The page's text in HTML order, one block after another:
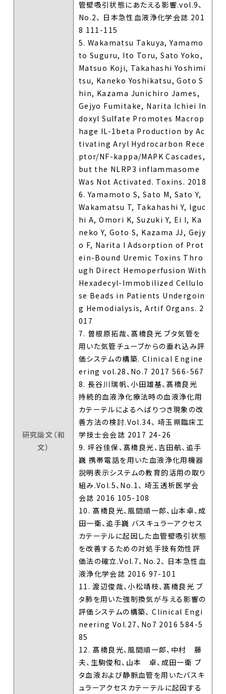
研究論文（和
文）
管壁吸引状態にあたえる影響.vol.9、
No.2、 日本急性血液浄化学会誌 201
8 111-115
5. Wakamatsu Takuya, Yamamo
to Suguru, Ito Toru, Sato Yoko,
Matsuo Koji, Takahashi Yoshimi
tsu, Kaneko Yoshikatsu, Goto S
hin, Kazama Junichiro James,
Gejyo Fumitake, Narita Ichiei In
doxyl Sulfate Promotes Macrop
hage IL-1beta Production by Ac
tivating Aryl Hydrocarbon Rece
ptor/NF-kappa/MAPK Cascades,
but the NLRP3 inflammasome
Was Not Activated. Toxins. 2018
6. Yamamoto S, Sato M, Sato Y,
Wakamatsu T, Takahashi Y, Iguc
hi A, Omori K, Suzuki Y, Ei I, Ka
neko Y, Goto S, Kazama JJ, Gejy
o F, Narita I Adsorption of Prot
ein-Bound Uremic Toxins Thro
ugh Direct Hemoperfusion With
Hexadecyl-Immobilized Cellulo
se Beads in Patients Undergoin
g Hemodialysis, Artif Organs. 2
017
7. 曽根原拓哉、髙橋良光 ブタ気管を
用いた気管チューブからの垂れ込み評
価システムの構築. Clinical Engine
ering vol.28、No.7 2017 566-567
8. 長谷川瑞帆、小田雄基、髙橋良光
持続的血液浄化療法時の血液浄化用
カテーテルによるへばりつき現象の改
善方法の検討.Vol.34、 埼玉県臨床工
学技士会会誌 2017 24-26
9. 坪谷佳保、髙橋良光、吉田航、追手
巍 携帯電話を用いた血液浄化用機器
説明表示システムの教育的活用の取り
組み.Vol.5、No.1、 埼玉透析医学会
会誌 2016 105-108
10. 髙橋良光、風間順一郎、山本卓、成
田一衛、追手巍 バスキュラーアクセス
カテーテルに起因した血管壁吸引状態
を改善するための対処手技有効性評
価法の確立.Vol.7、No.2、 日本急性血
液浄化学会誌 2016 97-101
11. 渡辺俊哉、小松靖枝、髙橋良光 ブ
タ肺を用いた強制換気が与える影響の
評価システムの構築、 Clinical Engi
neering Vol.27、No7 2016 584-5
85
12. 髙橋良光、風間順一郎、中村 藤
夫、生駒俊和、山本 卓、成田一衛 ブ
タ血液および静脈血管を用いたバスキ
ュラーアクセスカテーテルに起因する